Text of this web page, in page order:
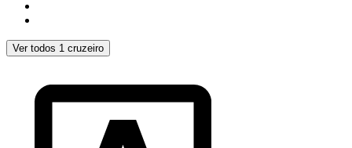
Ver todos 1 cruzeiro